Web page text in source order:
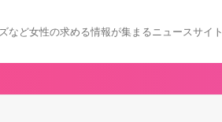
など女性の求める情報が集まるニュースサイト